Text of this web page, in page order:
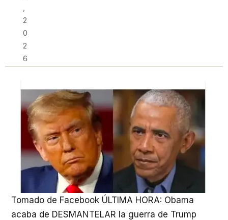
,
2
0
2
6
Tomado de Facebook ÚLTIMA HORA: Obama
acaba de DESMANTELAR la guerra de Trump